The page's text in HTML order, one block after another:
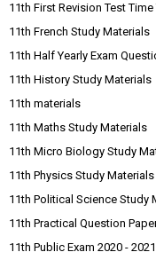
11th First Revision Test Time
11th French Study Materials
11th Half Yearly Exam
11th History Study Materials
11th materials
11th Maths Study Materials
11th Micro Biology Study
11th Physics Study Materials
11th Political Science Study
11th Practical Question
11th Public Exam 2020 -